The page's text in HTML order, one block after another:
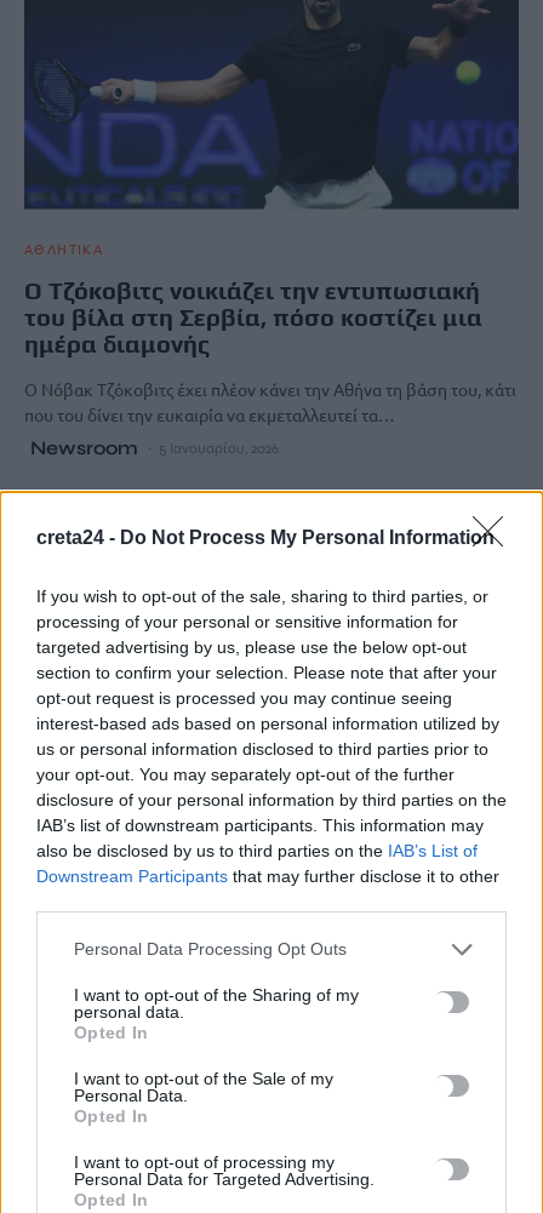
creta24 - Do Not Process My Personal Information
If you wish to opt-out of the sale, sharing to third parties, or
processing of your personal or sensitive information for
targeted advertising by us, please use the below opt-out
section to confirm your selection. Please note that after your
opt-out request is processed you may continue seeing
interest-based ads based on personal information utilized by
us or personal information disclosed to third parties prior to
your opt-out. You may separately opt-out of the further
disclosure of your personal information by third parties on the
IAB’s list of downstream participants. This information may
also be disclosed by us to third parties on the IAB’s List of
Downstream Participants that may further disclose it to other
Personal Data Processing Opt Outs
I want to opt-out of the Sharing of my
personal data.
Opted In
I want to opt-out of the Sale of my
Personal Data.
Opted In
I want to opt-out of processing my
Personal Data for Targeted Advertising.
Opted In
ΑΘΛΗΤΙΚΑ
Ο Τζόκοβιτς νοικιάζει την εντυπωσιακή
του βίλα στη Σερβία, πόσο κοστίζει μια
ημέρα διαμονής
Ο Νόβακ Τζόκοβιτς έχει πλέον κάνει την Αθήνα τη βάση του, κάτι
που του δίνει την ευκαιρία να εκμεταλλευτεί τα…
Newsroom 5 Ιανουαρίου, 2026
Φωτεινά, οικονομικά και κοντά σε ΜΜΜ –
Τα σπίτια με τη μεγαλύτερη ζήτηση στην
χαρακτηριστικά που έχουν τα ενοικιαζόμενα διαμερίσματα με τη
μεγαλύτερη ζήτηση στην…
Λέμβος με δεκάδες μετανάστες νότια του Ηρακλείου –